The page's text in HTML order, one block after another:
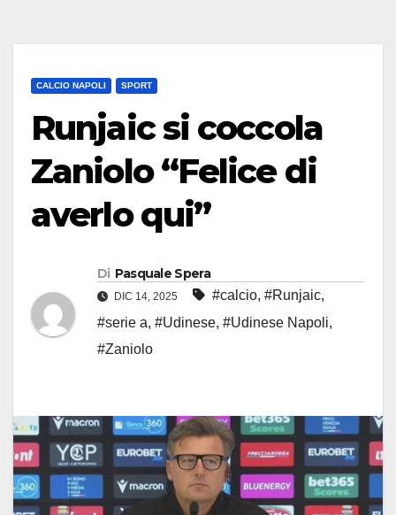
CALCIO NAPOLI SPORT
Runjaic si coccola
Zaniolo “Felice di
averlo qui”
Di Pasquale Spera
DIC 14, 2025 #calcio, #Runjaic,
#serie a, #Udinese, #Udinese Napoli,
#Zaniolo